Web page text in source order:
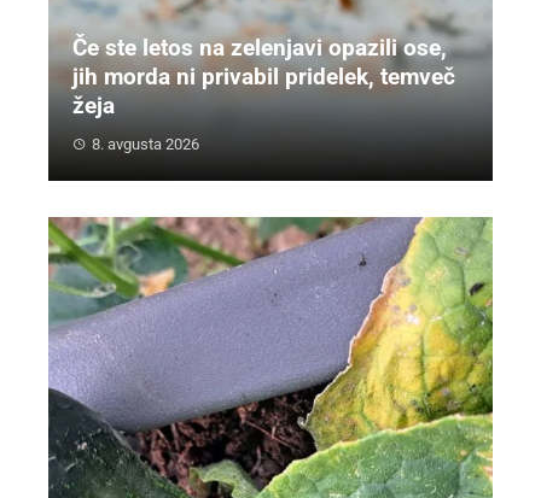
Če ste letos na zelenjavi opazili ose,
jih morda ni privabil pridelek, temveč
žeja
8. avgusta 2026